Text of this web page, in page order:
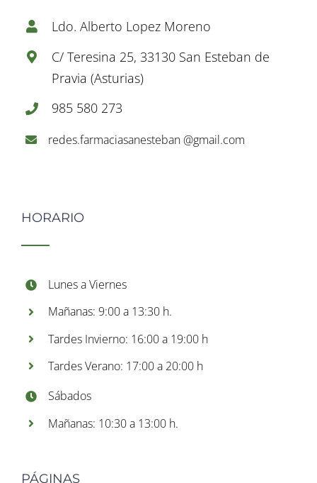
Ldo. Alberto Lopez Moreno
C/ Teresina 25, 33130 San Esteban de
Pravia (Asturias)
985 580 273
redes.farmaciasanesteban @gmail.com
HORARIO
Lunes a Viernes
Mañanas: 9:00 a 13:30 h.
Tardes Invierno: 16:00 a 19:00 h
Tardes Verano: 17:00 a 20:00 h
Sábados
Mañanas: 10:30 a 13:00 h.
PÁGINAS